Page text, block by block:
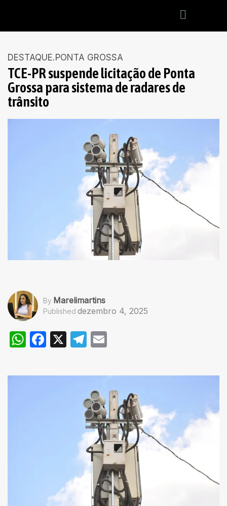
DESTAQUE PONTA GROSSA
TCE-PR suspende licitação de Ponta
Grossa para sistema de radares de
trânsito
By Marelimartins
Published dezembro 4, 2025
WhatsApp
Facebook
X Telegram